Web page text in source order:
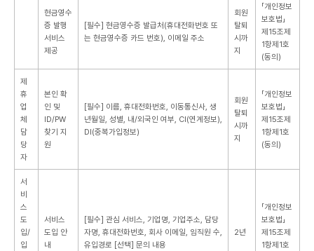
현금영수
증 발행
서비스
제공
[필수] 현금영수증 발급처(휴대전화번호 또
는 현금영수증 카드 번호), 이메일 주소
회원
탈퇴
시까
지
「개인정보
보호법」
제15조제
1항제1호
(동의)
제
휴
업
체
담
당
자
본인 확
인 및
ID/PW
찾기 지
원
[필수] 이름, 휴대전화번호, 이동통신사, 생
년월일, 성별, 내/외국인 여부, CI(연계정보),
DI(중복가입정보)
회원
탈퇴
시까
지
「개인정보
보호법」
제15조제
1항제1호
(동의)
서
비
스
도
입/
입
서비스
도입 안
내
[필수] 관심 서비스, 기업명, 기업주소, 담당
자명, 휴대전화번호, 회사 이메일, 임직원 수,
유입경로 [선택] 문의 내용
2년
「개인정보
보호법」
제15조제
1항제1호